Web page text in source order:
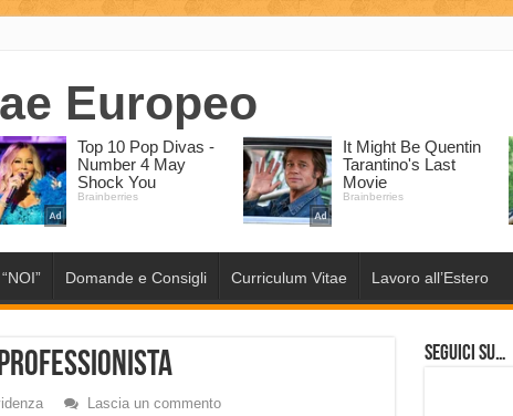
Domande e Consigli Curriculum Vitae Lavoro all’Estero
Lascia un commento
Seguici su…